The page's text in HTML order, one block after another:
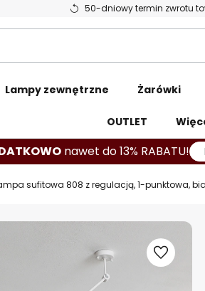
50-dniowy termin zwrotu
Lampy zewnętrzne Żarówki
OUTLET
nawet do 13% RABATU!
sufitowa 808 z regulacją, 1-punktowa,